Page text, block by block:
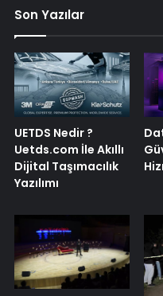
Son Yazılar
UETDS Nedir ?
Uetds.com İle Akıllı
Dijital Taşımacılık
Yazılımı